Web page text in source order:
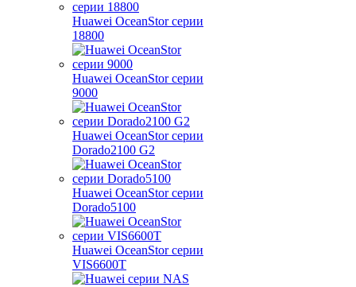
Huawei OceanStor серии
18800
Huawei OceanStor серии
9000
Huawei OceanStor серии
Dorado2100 G2
Huawei OceanStor серии
Dorado5100
Huawei OceanStor серии
VIS6600T